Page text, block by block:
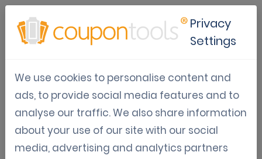
Comment utiliser les coupons
numériques Coupontools en
combinaison avec votre
boutique en ligne
WooCommerce pour
Privacy
Settings
We use cookies to personalise content and
ads, to provide social media features and to
analyse our traffic. We also share information
about your use of our site with our social
media, advertising and analytics partners